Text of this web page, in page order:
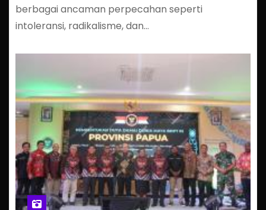
berbagai ancaman perpecahan seperti
intoleransi, radikalisme, dan…